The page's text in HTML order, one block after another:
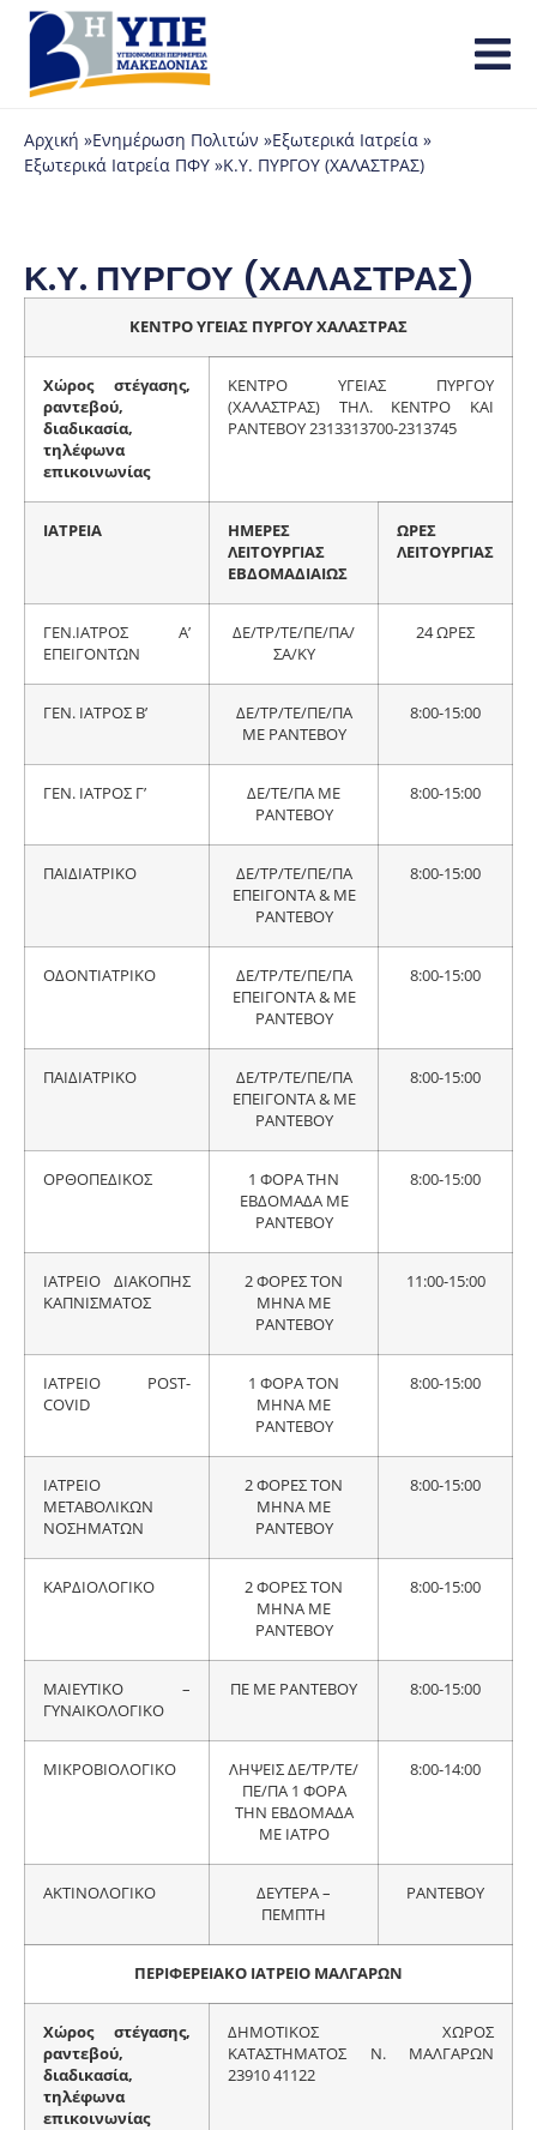
Αρχική »Ενημέρωση Πολιτών »Εξωτερικά Ιατρεία »
Εξωτερικά Ιατρεία ΠΦΥ »Κ.Υ. ΠΥΡΓΟΥ (ΧΑΛΑΣΤΡΑΣ)
Κ.Υ. ΠΥΡΓΟΥ (ΧΑΛΑΣΤΡΑΣ)
ΚΕΝΤΡΟ ΥΓΕΙΑΣ ΠΥΡΓΟΥ ΧΑΛΑΣΤΡΑΣ
Χώρος στέγασης,
ραντεβού,
διαδικασία,
τηλέφωνα
επικοινωνίας
ΚΕΝΤΡΟ ΥΓΕΙΑΣ ΠΥΡΓΟΥ
(ΧΑΛΑΣΤΡΑΣ) ΤΗΛ. ΚΕΝΤΡΟ ΚΑΙ
ΡΑΝΤΕΒΟΥ 2313313700-2313745
ΙΑΤΡΕΙΑ
ΗΜΕΡΕΣ
ΛΕΙΤΟΥΡΓΙΑΣ
ΕΒΔΟΜΑΔΙΑΙΩΣ
ΩΡΕΣ
ΛΕΙΤΟΥΡΓΙΑΣ
ΓΕΝ.ΙΑΤΡΟΣ Α’
ΕΠΕΙΓΟΝΤΩΝ
ΔΕ/ΤΡ/ΤΕ/ΠΕ/ΠΑ/
ΣΑ/ΚΥ
24 ΩΡΕΣ
ΓΕΝ. ΙΑΤΡΟΣ Β’
ΔΕ/ΤΡ/ΤΕ/ΠΕ/ΠΑ
ΜΕ ΡΑΝΤΕΒΟΥ
8:00-15:00
ΓΕΝ. ΙΑΤΡΟΣ Γ’
ΔΕ/ΤΕ/ΠΑ ΜΕ
ΡΑΝΤΕΒΟΥ
8:00-15:00
ΠΑΙΔΙΑΤΡΙΚΟ
ΔΕ/ΤΡ/ΤΕ/ΠΕ/ΠΑ
ΕΠΕΙΓΟΝΤΑ & ΜΕ
ΡΑΝΤΕΒΟΥ
8:00-15:00
ΟΔΟΝΤΙΑΤΡΙΚΟ
ΔΕ/ΤΡ/ΤΕ/ΠΕ/ΠΑ
ΕΠΕΙΓΟΝΤΑ & ΜΕ
ΡΑΝΤΕΒΟΥ
8:00-15:00
ΠΑΙΔΙΑΤΡΙΚΟ
ΔΕ/ΤΡ/ΤΕ/ΠΕ/ΠΑ
ΕΠΕΙΓΟΝΤΑ & ΜΕ
ΡΑΝΤΕΒΟΥ
8:00-15:00
ΟΡΘΟΠΕΔΙΚΟΣ
1 ΦΟΡΑ ΤΗΝ
ΕΒΔΟΜΑΔΑ ΜΕ
ΡΑΝΤΕΒΟΥ
8:00-15:00
ΙΑΤΡΕΙΟ ΔΙΑΚΟΠΗΣ
ΚΑΠΝΙΣΜΑΤΟΣ
2 ΦΟΡΕΣ ΤΟΝ
ΜΗΝΑ ΜΕ
ΡΑΝΤΕΒΟΥ
11:00-15:00
ΙΑΤΡΕΙΟ POST-
COVID
1 ΦΟΡΑ ΤΟΝ
ΜΗΝΑ ΜΕ
ΡΑΝΤΕΒΟΥ
8:00-15:00
ΙΑΤΡΕΙΟ
ΜΕΤΑΒΟΛΙΚΩΝ
ΝΟΣΗΜΑΤΩΝ
2 ΦΟΡΕΣ ΤΟΝ
ΜΗΝΑ ΜΕ
ΡΑΝΤΕΒΟΥ
8:00-15:00
ΚΑΡΔΙΟΛΟΓΙΚΟ
2 ΦΟΡΕΣ ΤΟΝ
ΜΗΝΑ ΜΕ
ΡΑΝΤΕΒΟΥ
8:00-15:00
ΜΑΙΕΥΤΙΚΟ –
ΓΥΝΑΙΚΟΛΟΓΙΚΟ
ΠΕ ΜΕ ΡΑΝΤΕΒΟΥ 8:00-15:00
ΜΙΚΡΟΒΙΟΛΟΓΙΚΟ
ΛΗΨΕΙΣ ΔΕ/ΤΡ/ΤΕ/
ΠΕ/ΠΑ 1 ΦΟΡΑ
ΤΗΝ ΕΒΔΟΜΑΔΑ
ΜΕ ΙΑΤΡΟ
8:00-14:00
ΑΚΤΙΝΟΛΟΓΙΚΟ
ΔΕΥΤΕΡΑ –
ΠΕΜΠΤΗ
ΡΑΝΤΕΒΟΥ
ΠΕΡΙΦΕΡΕΙΑΚΟ ΙΑΤΡΕΙΟ ΜΑΛΓΑΡΩΝ
Χώρος στέγασης,
ραντεβού,
διαδικασία,
τηλέφωνα
επικοινωνίας
ΔΗΜΟΤΙΚΟΣ ΧΩΡΟΣ
ΚΑΤΑΣΤΗΜΑΤΟΣ Ν. ΜΑΛΓΑΡΩΝ
23910 41122